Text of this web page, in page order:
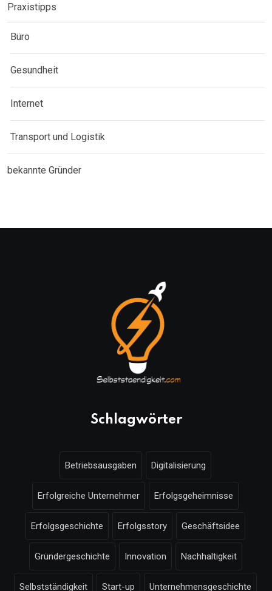
Praxistipps
Büro
Gesundheit
Internet
Transport und Logistik
bekannte Gründer
Schlagwörter
Betriebsausgaben Digitalisierung
Erfolgreiche Unternehmer Erfolgsgeheimnisse
Erfolgsgeschichte Erfolgsstory Geschäftsidee
Gründergeschichte Innovation Nachhaltigkeit
Selbstständigkeit Start-up Unternehmensgeschichte